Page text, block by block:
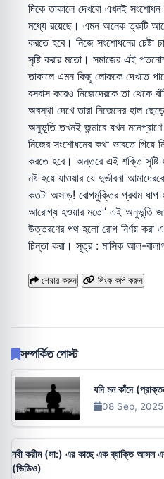
দিকে তাকালে দেখবো এখনই
মধ্যে রয়েছে। এমন অনেক ত্রুটি
করতে হবে। নিজে সংশোধনের চেষ্টা
সৃষ্টি করার মতো। সমাজের এই
তাকালে এমন কিছু লোককে দেখতে
বসবাস করেও নিজেদেরকে তা থেকে
অবস্থা দেখে তারা নিজেদের হাল
অনুভূতি তখনই জন্মাবে যখন
নিজের সংশোধনের কথা ভাবতে গিয়ে
করতে হবে। অন্তরে এই শক্তি সৃষ্টি
নষ্ট হয়ে যাওয়ার যে দুর্ভাবনা
কতটা অসাড়! রোগমুক্তির প্রথম
আরোগ্য হওয়ার মতো’ এই অনুভূতি
উত্তরণের পথ হলো রোগ নির্ণয় করা
চিন্তা করা। সূত্র : মাসিক আল-
শেয়ার করুন লিংক কপি করুন
সম্পর্কিত পোস্ট
যদি মন কাঁদে
08 Sep, 2025
নবী করীম (সা:) এর কাছে এক ব্যাক্তি আসল
(ভিডিও)